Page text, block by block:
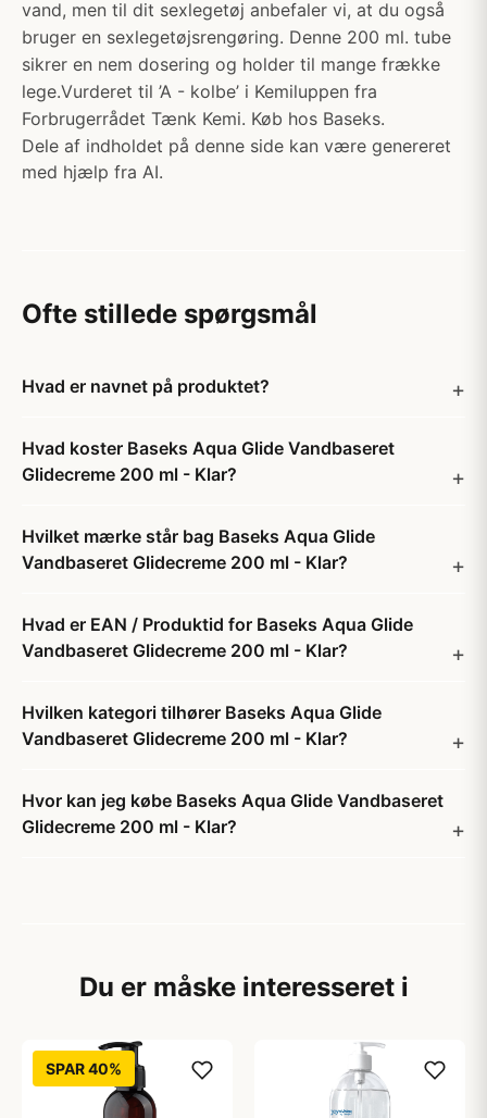
vand, men til dit sexlegetøj anbefaler vi, at du også
bruger en sexlegetøjsrengøring. Denne 200 ml. tube
sikrer en nem dosering og holder til mange frække
lege.Vurderet til ’A - kolbe’ i Kemiluppen fra
Forbrugerrådet Tænk Kemi. Køb hos Baseks.
Dele af indholdet på denne side kan være genereret
med hjælp fra AI.
Ofte stillede spørgsmål
Hvad er navnet på produktet?
Hvad koster Baseks Aqua Glide Vandbaseret
Glidecreme 200 ml - Klar?
Hvilket mærke står bag Baseks Aqua Glide
Vandbaseret Glidecreme 200 ml - Klar?
Hvad er EAN / Produktid for Baseks Aqua Glide
Vandbaseret Glidecreme 200 ml - Klar?
Hvilken kategori tilhører Baseks Aqua Glide
Vandbaseret Glidecreme 200 ml - Klar?
Hvor kan jeg købe Baseks Aqua Glide Vandbaseret
Glidecreme 200 ml - Klar?
Du er måske interesseret i
SPAR 40%